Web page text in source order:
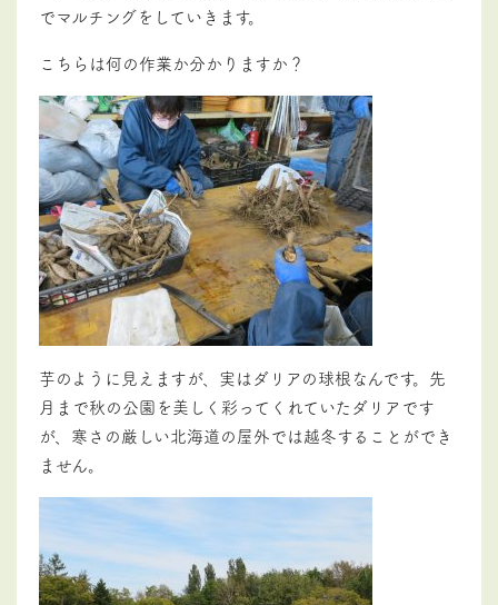
でマルチングをしていきます。
こちらは何の作業か分かりますか？
芋のように見えますが、実はダリアの球根なんです。先
月まで秋の公園を美しく彩ってくれていたダリアです
が、寒さの厳しい北海道の屋外では越冬することができ
ません。